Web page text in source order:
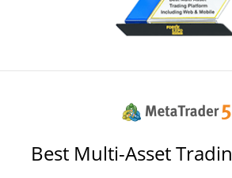
Best Multi-Asset